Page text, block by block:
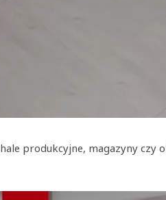
produkcyjne, magazyny